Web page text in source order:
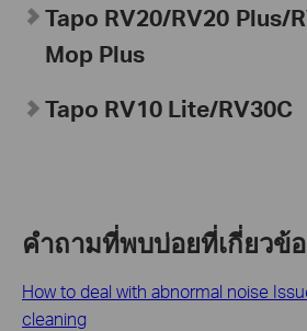
Tapo RV20/RV20 Plus/
Mop Plus
Tapo RV10 Lite/RV30C
คำถามที่พบบ่อยที่เกี่ยวข้
How to deal with abnormal noise
cleaning